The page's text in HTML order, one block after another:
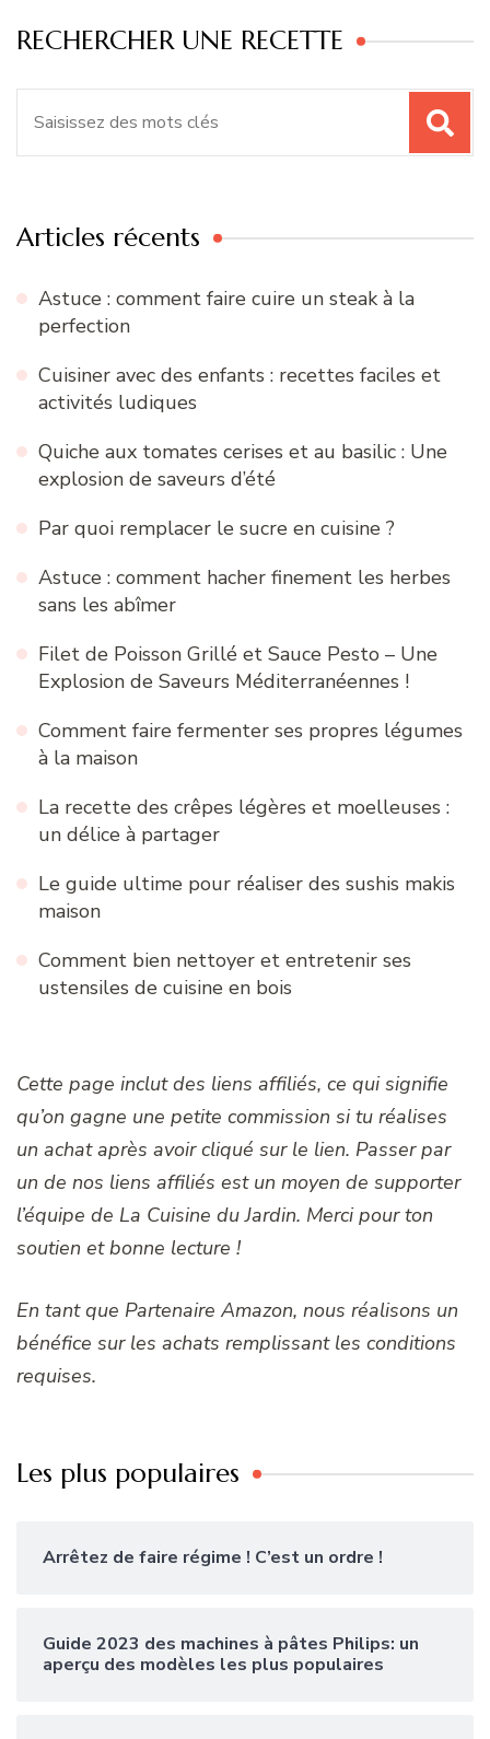
RECHERCHER UNE RECETTE
Articles récents
Astuce : comment faire cuire un steak à la
perfection
Cuisiner avec des enfants : recettes faciles et
activités ludiques
Quiche aux tomates cerises et au basilic : Une
explosion de saveurs d’été
Par quoi remplacer le sucre en cuisine ?
Astuce : comment hacher finement les herbes
sans les abîmer
Filet de Poisson Grillé et Sauce Pesto – Une
Explosion de Saveurs Méditerranéennes !
Comment faire fermenter ses propres légumes
à la maison
La recette des crêpes légères et moelleuses :
un délice à partager
Le guide ultime pour réaliser des sushis makis
maison
Comment bien nettoyer et entretenir ses
ustensiles de cuisine en bois
Cette page inclut des liens affiliés, ce qui signifie
qu’on gagne une petite commission si tu réalises
un achat après avoir cliqué sur le lien. Passer par
un de nos liens affiliés est un moyen de supporter
l’équipe de La Cuisine du Jardin. Merci pour ton
soutien et bonne lecture !
En tant que Partenaire Amazon, nous réalisons un
bénéfice sur les achats remplissant les conditions
requises.
Les plus populaires
Arrêtez de faire régime ! C’est un ordre !
Guide 2023 des machines à pâtes Philips: un
aperçu des modèles les plus populaires